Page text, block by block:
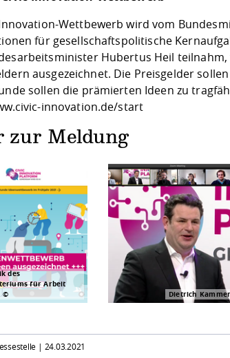
Wettbewerb wird vom
für gesellschaftspolitische
Hubertus Heil
ausgezeichnet. Die Preisgelder
sollen die prämierten Ideen zu
innovation.de/start
zur Meldung
des
für Arbeit
Dietrich Kammer
| 24.03.2021